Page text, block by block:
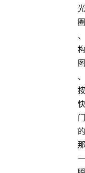
光
圈
、
构
图
、
按
快
门
的
那
一